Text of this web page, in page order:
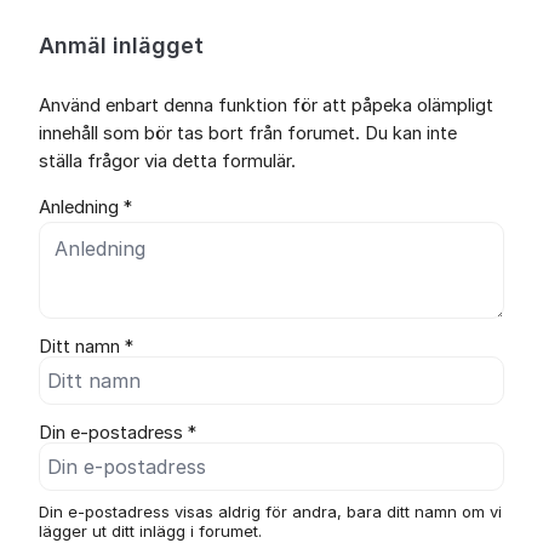
Anmäl inlägget
Använd enbart denna funktion för att påpeka olämpligt
innehåll som bör tas bort från forumet. Du kan inte
ställa frågor via detta formulär.
Anledning *
Ditt namn *
Din e-postadress *
Din e-postadress visas aldrig för andra, bara ditt namn om vi
lägger ut ditt inlägg i forumet.